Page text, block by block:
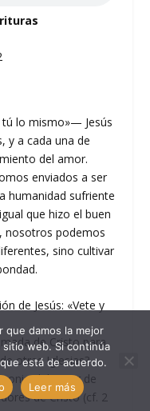
lo mismo»— Jesús
y a cada una de
del amor.
enviados a ser
humanidad sufriente
que hizo el buen
nosotros podemos
sino cultivar
de Jesús: «Vete y
de Cristo para
otras Iglesias?
del amor de
de Cristo (cf. 2
que damos la mejor
web. Si continúa
está de acuerdo.
Leer más